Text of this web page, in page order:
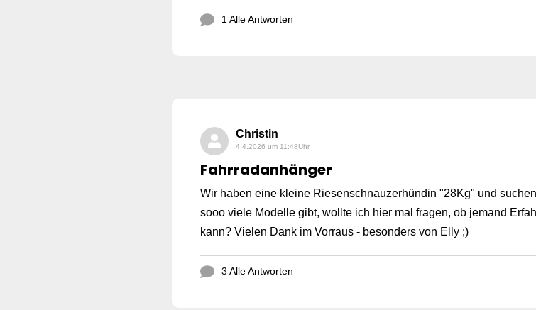
1 Alle Antworten
Christin
4.4.2026 um 11:48Uhr
Fahrradanhänger
Wir haben eine kleine Riesenschnauzerhündin "28Kg" und
sooo viele Modelle gibt, wollte ich hier mal fragen, ob jemand
kann? Vielen Dank im Vorraus - besonders von Elly ;)
3 Alle Antworten